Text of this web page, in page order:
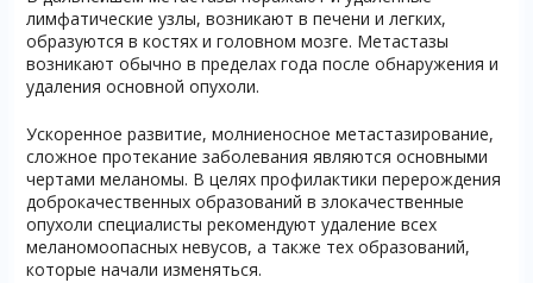
лимфатические узлы, возникают в печени и легких,
образуются в костях и головном мозге. Метастазы
возникают обычно в пределах года после обнаружения и
удаления основной опухоли.
Ускоренное развитие, молниеносное метастазирование,
сложное протекание заболевания являются основными
чертами меланомы. В целях профилактики перерождения
доброкачественных образований в злокачественные
опухоли специалисты рекомендуют удаление всех
меланомоопасных невусов, а также тех образований,
которые начали изменяться.